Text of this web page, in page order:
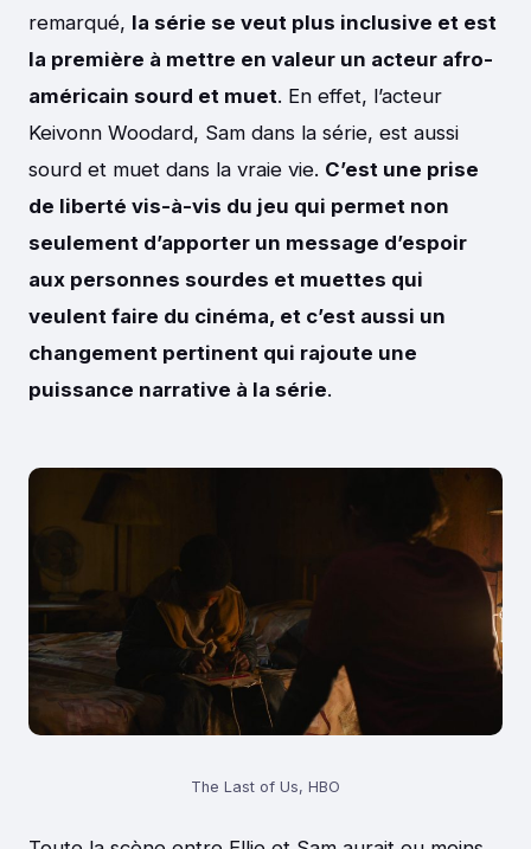
remarqué, la série se veut plus inclusive et est
la première à mettre en valeur un acteur afro-
américain sourd et muet. En effet, l’acteur
Keivonn Woodard, Sam dans la série, est aussi
sourd et muet dans la vraie vie. C’est une prise
de liberté vis-à-vis du jeu qui permet non
seulement d’apporter un message d’espoir
aux personnes sourdes et muettes qui
veulent faire du cinéma, et c’est aussi un
changement pertinent qui rajoute une
puissance narrative à la série.
The Last of Us, HBO